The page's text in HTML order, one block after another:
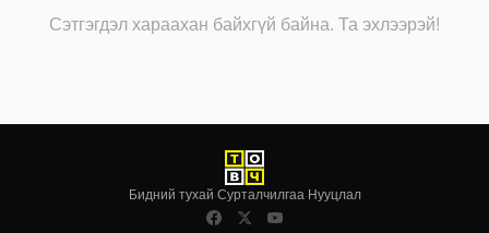
Сэтгэгдэл хараахан байхгүй байна. Та эхлээрэй!
Бидний тухай·Сурталчилгаа·Нууцлал